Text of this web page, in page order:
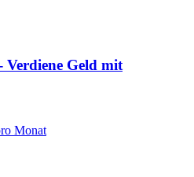
Verdiene Geld mit
Monat